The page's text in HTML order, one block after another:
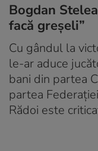
Bogdan
facă greșeli”
Cu gândul la
le-ar aduce
bani din partea
partea
Rădoi este